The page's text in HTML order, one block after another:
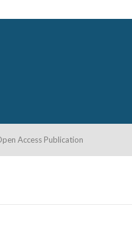
Access Publication